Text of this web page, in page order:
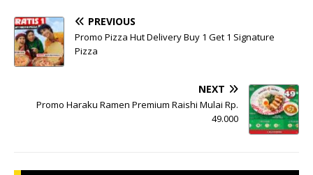
PREVIOUS
Promo Pizza Hut Delivery Buy 1 Get 1 Signature
Pizza
NEXT
Promo Haraku Ramen Premium Raishi Mulai Rp.
49.000